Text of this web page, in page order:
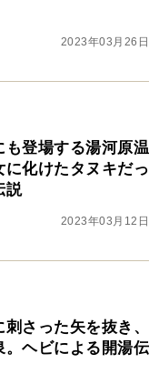
2023年03月26日
も登場する湯河原温
化けたタヌキだっ
説
2023年03月12日
さった矢を抜き、
ヘビによる開湯伝